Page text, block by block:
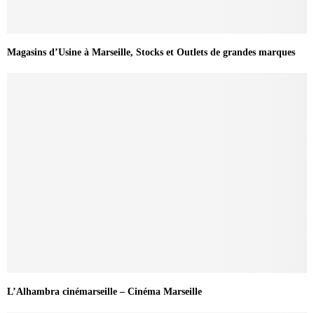
Magasins d’Usine à Marseille, Stocks et Outlets de grandes marques
L’Alhambra cinémarseille – Cinéma Marseille